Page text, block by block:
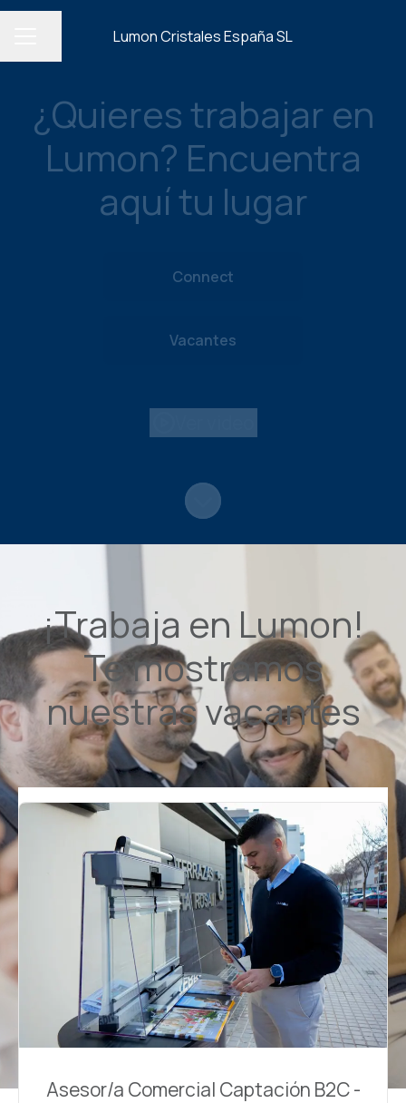
MENÚ DE EMPLEOLumon Cristales España SL
Compartir página
¿Quieres trabajar en
Lumon? Encuentra
aquí tu lugar
Connect
Vacantes
Más contenido
¡Trabaja en Lumon!
Te mostramos
nuestras vacantes
Asesor/a Comercial Captación B2C -